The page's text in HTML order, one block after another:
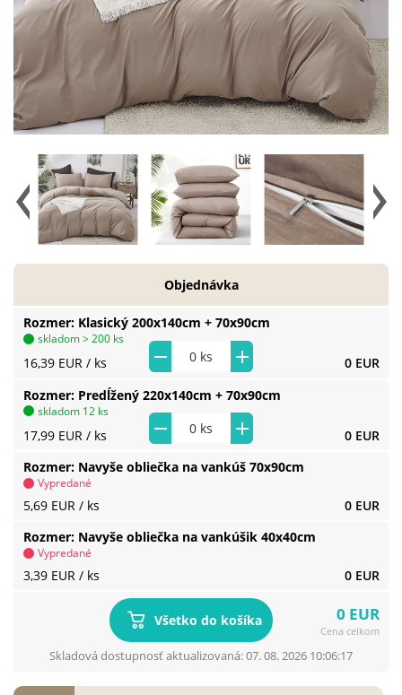
Rozmer Klasický 200x140cm + 70x90cm
16,39 EUR / ks 0 EUR
skladom > 200 ks
Rozmer Predĺžený 220x140cm + 70x90cm
17,99 EUR / ks 0 EUR
skladom 12 ks
Rozmer Navyše obliečka na vankúš 70x90cm
5,69 EUR / ks 0 EUR
Vypredané
Rozmer Navyše obliečka na vankúšik 40x40cm
3,39 EUR / ks 0 EUR
Vypredané
Objednávka
Všetko do košíka 0 EUR
Cena celkom
Skladová dostupnosť aktualizovaná: 07. 08. 2026 10:06:17